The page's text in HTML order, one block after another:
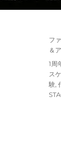
カ
テ
ゴ
ー
フ
＆
タ
グ
1周
ス
験,